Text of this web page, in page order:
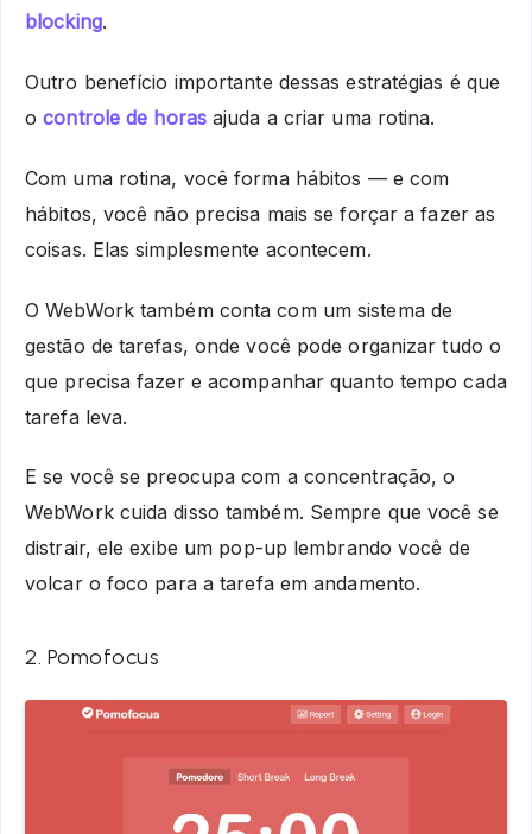
blocking.
Outro benefício importante dessas estratégias é que
ocontrole de horasajuda a criar uma rotina.
Com uma rotina, você forma hábitos — e com
hábitos, você não precisa mais se forçar a fazer as
coisas. Elas simplesmente acontecem.
O WebWork também conta com um sistema de
gestão de tarefas, onde você pode organizar tudo o
que precisa fazer e acompanhar quanto tempo cada
tarefa leva.
E se você se preocupa com a concentração, o
WebWork cuida disso também. Sempre que você se
distrair, ele exibe um pop-up lembrando você de
volcar o foco para a tarefa em andamento.
2. Pomofocus